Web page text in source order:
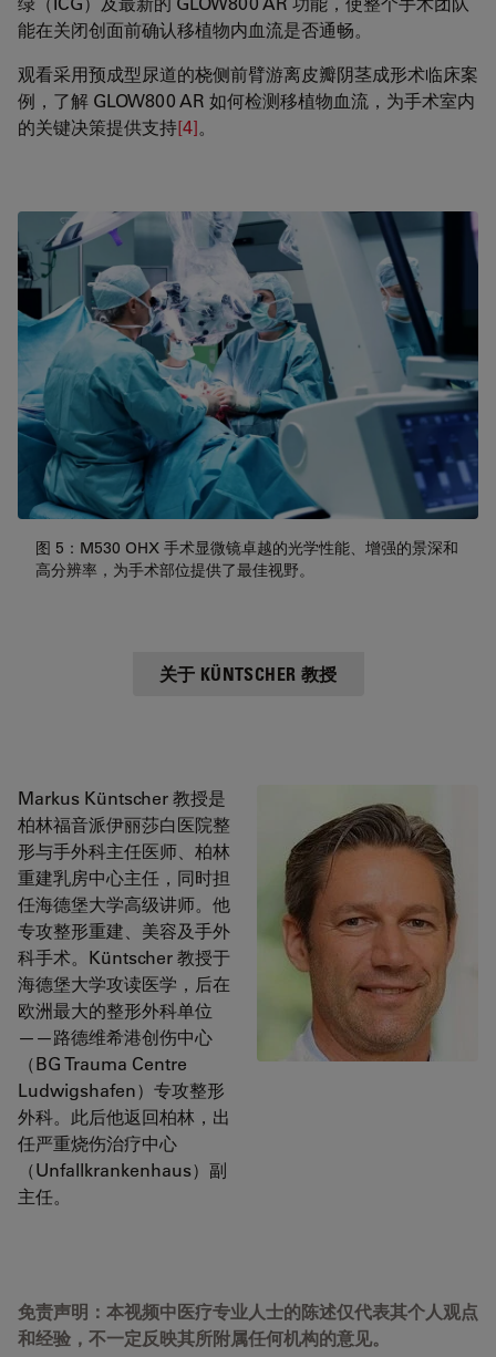
能在关闭创面前确认移植物内血流是否通畅。
观看采用预成型尿道的桡侧前臂游离皮瓣阴茎成形术临床案
例，了解 GLOW800 AR 如何检测移植物血流，为手术室内
的关键决策提供支持[4]。
图 5：M530 OHX 手术显微镜卓越的光学性能、增强的景深和
高分辨率，为手术部位提供了最佳视野。
关于 KÜNTSCHER 教授
Markus Küntscher 教授是
柏林福音派伊丽莎白医院整
形与手外科主任医师、柏林
重建乳房中心主任，同时担
任海德堡大学高级讲师。他
专攻整形重建、美容及手外
科手术。Küntscher 教授于
海德堡大学攻读医学，后在
欧洲最大的整形外科单位
——路德维希港创伤中心
（BG Trauma Centre
Ludwigshafen）专攻整形
外科。此后他返回柏林，出
任严重烧伤治疗中心
（Unfallkrankenhaus）副
主任。
免责声明：本视频中医疗专业人士的陈述仅代表其个人观点
和经验，不一定反映其所附属任何机构的意见。